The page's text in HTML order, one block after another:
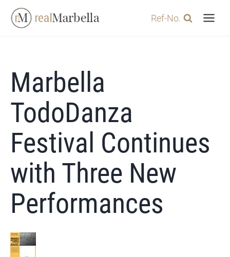
Skip
Ref-No.
Marbella
TodoDanza
Festival Continues
with Three New
Performances